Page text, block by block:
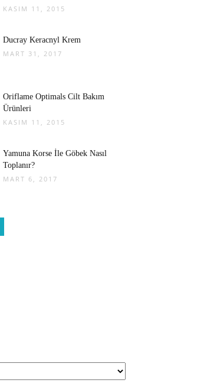
KASIM 11, 2015
Ducray Keracnyl Krem
MART 31, 2017
Oriflame Optimals Cilt Bakım
Ürünleri
KASIM 11, 2015
Yamuna Korse İle Göbek Nasıl
Toplanır?
MART 6, 2017